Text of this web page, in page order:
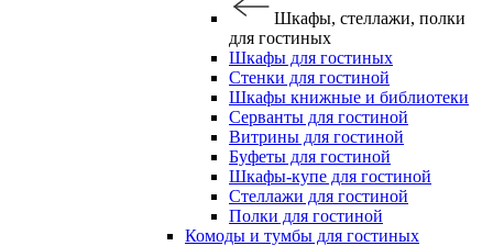
Шкафы, стеллажи, полки
для гостиных
Шкафы для гостиных
Стенки для гостиной
Шкафы книжные и библиотеки
Серванты для гостиной
Витрины для гостиной
Буфеты для гостиной
Шкафы-купе для гостиной
Стеллажи для гостиной
Полки для гостиной
Комоды и тумбы для гостиных